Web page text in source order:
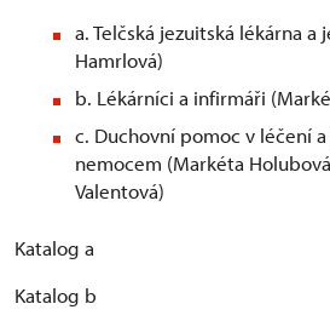
a. Telčská jezuitská lékárna a
Hamrlová)
b. Lékárníci a infirmáři
c. Duchovní pomoc v léčení
nemocem (Markéta
Valentová)
Katalog a
Katalog b